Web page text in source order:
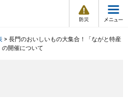
情
報
メ
ュ
> 長門のおいしいもの大集合！「ながと特産
開催について